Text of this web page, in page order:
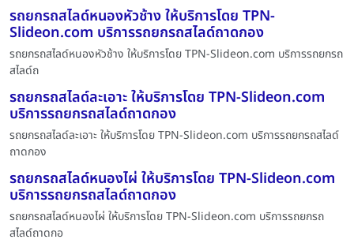
รถยกรถสไลด์หนองหัวช้าง ให้บริการโดย TPN-
Slideon.com บริการรถยกรถสไลด์ถาดกอง
รถยกรถสไลด์หนองหัวช้าง ให้บริการโดย TPN-Slideon.com บริการรถยกรถ
สไลด์ถ
รถยกรถสไลด์ละเอาะ ให้บริการโดย TPN-Slideon.com
บริการรถยกรถสไลด์ถาดกอง
รถยกรถสไลด์ละเอาะ ให้บริการโดย TPN-Slideon.com บริการรถยกรถสไลด์
ถาดกอง
รถยกรถสไลด์หนองไผ่ ให้บริการโดย TPN-Slideon.com
บริการรถยกรถสไลด์ถาดกอง
รถยกรถสไลด์หนองไผ่ ให้บริการโดย TPN-Slideon.com บริการรถยกรถ
สไลด์ถาดกอ